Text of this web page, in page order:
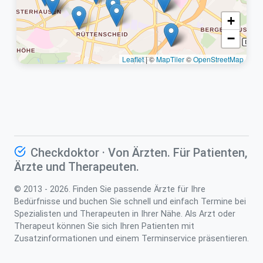
+
−
Leaflet|©MapTiler©OpenStreetMap
Checkdoktor · Von Ärzten. Für Patienten,
Ärzte und Therapeuten.
© 2013 - 2026. Finden Sie passende Ärzte für Ihre
Bedürfnisse und buchen Sie schnell und einfach Termine bei
Spezialisten und Therapeuten in Ihrer Nähe. Als Arzt oder
Therapeut können Sie sich Ihren Patienten mit
Zusatzinformationen und einem Terminservice präsentieren.